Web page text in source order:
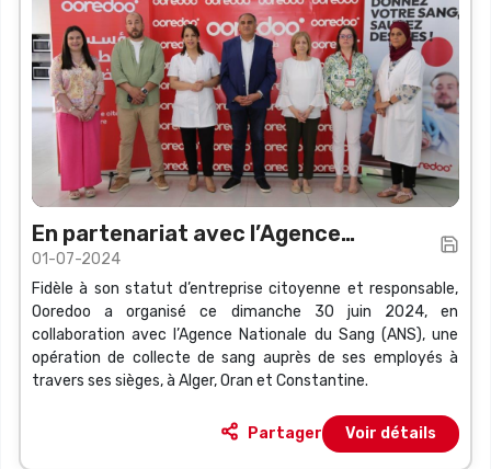
En partenariat avec l’Agence
Nationale du Sang
01-07-2024
Fidèle à son statut d’entreprise citoyenne et responsable,
Ooredoo a organisé ce dimanche 30 juin 2024, en
collaboration avec l’Agence Nationale du Sang (ANS), une
opération de collecte de sang auprès de ses employés à
travers ses sièges, à Alger, Oran et Constantine.
Partager Voir détails